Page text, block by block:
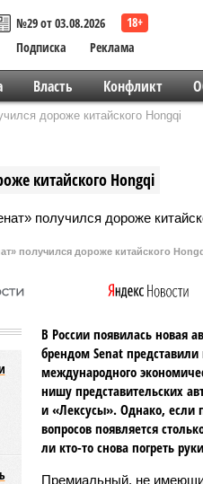
№29 от 03.08.2026
Подписка
Реклама
Власть Конфликт
дороже китайского Hongqi
китайского Hongqi
получился дороже китайского
В России появилась новая
брендом Senat представили
международного
нишу представительских
и «Лексусы». Однако, если
вопросов появляется
ли кто-то снова погреть
Премиальный, не